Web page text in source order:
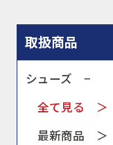
取扱ブランド
商品カタログ
取扱商品
シューズ −
全て見る ＞
最新商品 ＞